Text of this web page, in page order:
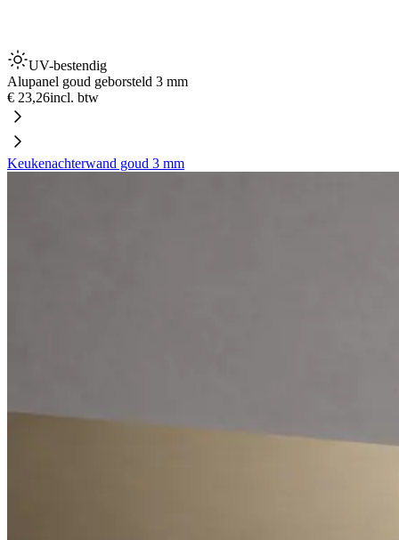
UV-bestendig
Alupanel goud geborsteld 3 mm
€ 23,26incl. btw
Keukenachterwand goud 3 mm